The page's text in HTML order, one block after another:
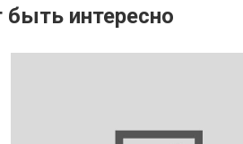
интересно